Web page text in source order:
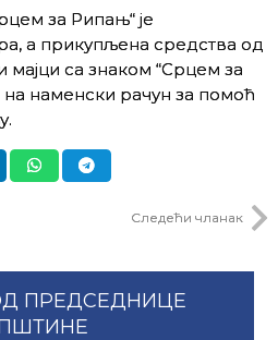
за Рипањ“ је
а прикупљена средства од
мајци са знаком “Срцем за
наменски рачун за помоћ
Следећи чланак
ПРЕДСЕДНИЦЕ